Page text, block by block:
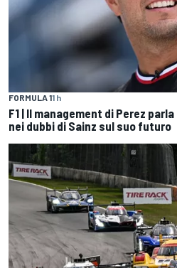
FORMULA 11 h
F1 | Il management di Perez
nei dubbi di Sainz sul suo futuro